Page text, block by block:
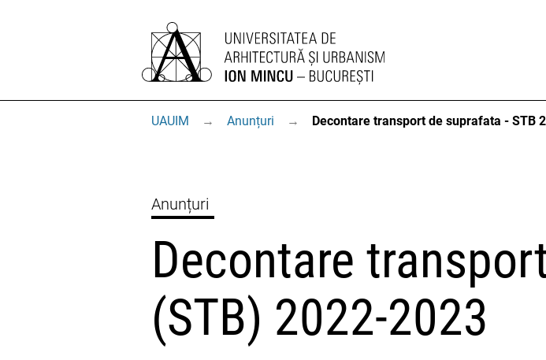
UAUIM → Anunțuri → Decontare transport de suprafata - STB
Anunțuri
Decontare
(STB) 2022-2023